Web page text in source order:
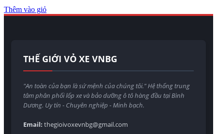
Thêm vào giỏ
THẾ GIỚI VỎ XE VNBG
"An toàn của bạn là sứ mệnh của chúng tôi." Hệ thống trung
tâm phân phối lốp xe và bảo dưỡng ô tô hàng đầu tại Bình
Dương. Uy tín - Chuyên nghiệp - Minh bạch.
Email: thegioivoxevnbg@gmail.com